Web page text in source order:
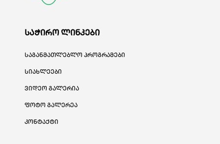
საჭირო ლინკები
საგანმათლებლო პროგრამები
სიახლეები
ვიდეო გალერია
ფოტო გალერეა
კონტაქტი